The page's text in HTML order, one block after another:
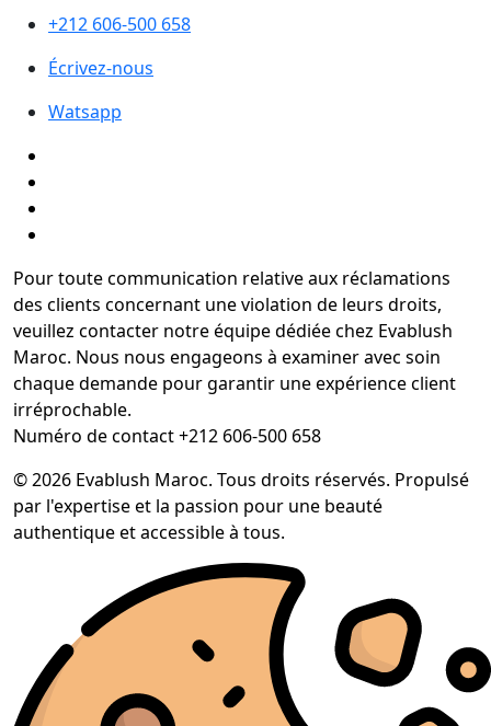
+212 606-500 658
Écrivez-nous
Watsapp
Pour toute communication relative aux réclamations
des clients concernant une violation de leurs droits,
veuillez contacter notre équipe dédiée chez Evablush
Maroc. Nous nous engageons à examiner avec soin
chaque demande pour garantir une expérience client
irréprochable.
Numéro de contact +212 606-500 658
© 2026 Evablush Maroc. Tous droits réservés. Propulsé
par l'expertise et la passion pour une beauté
authentique et accessible à tous.